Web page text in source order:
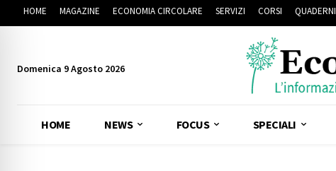
HOME MAGAZINE ECONOMIA CIRCOLARE SERVIZI CORSI QUADERNI
Domenica 9 Agosto 2026
HOME NEWS FOCUS SPECIALI